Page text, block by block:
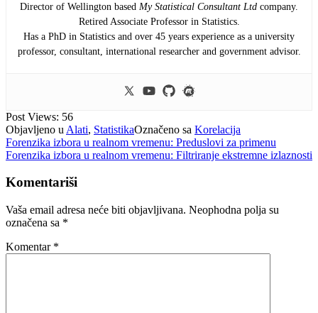
Director of Wellington based My Statistical Consultant Ltd company.
Retired Associate Professor in Statistics.
Has a PhD in Statistics and over 45 years experience as a university
professor, consultant, international researcher and government advisor.
Post Views: 56
Objavljeno u Alati, StatistikaOznačeno sa Korelacija
Navigacija
članaka
Forenzika izbora u realnom vremenu: Preduslovi za primenu
Forenzika izbora u realnom vremenu: Filtriranje ekstremne izlaznosti
Komentariši
Vaša email adresa neće biti objavljivana. Neophodna polja su
označena sa *
Komentar *